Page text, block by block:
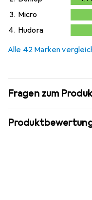
3. Micro
4. Hudora
Alle 42 Marken
Fragen zum